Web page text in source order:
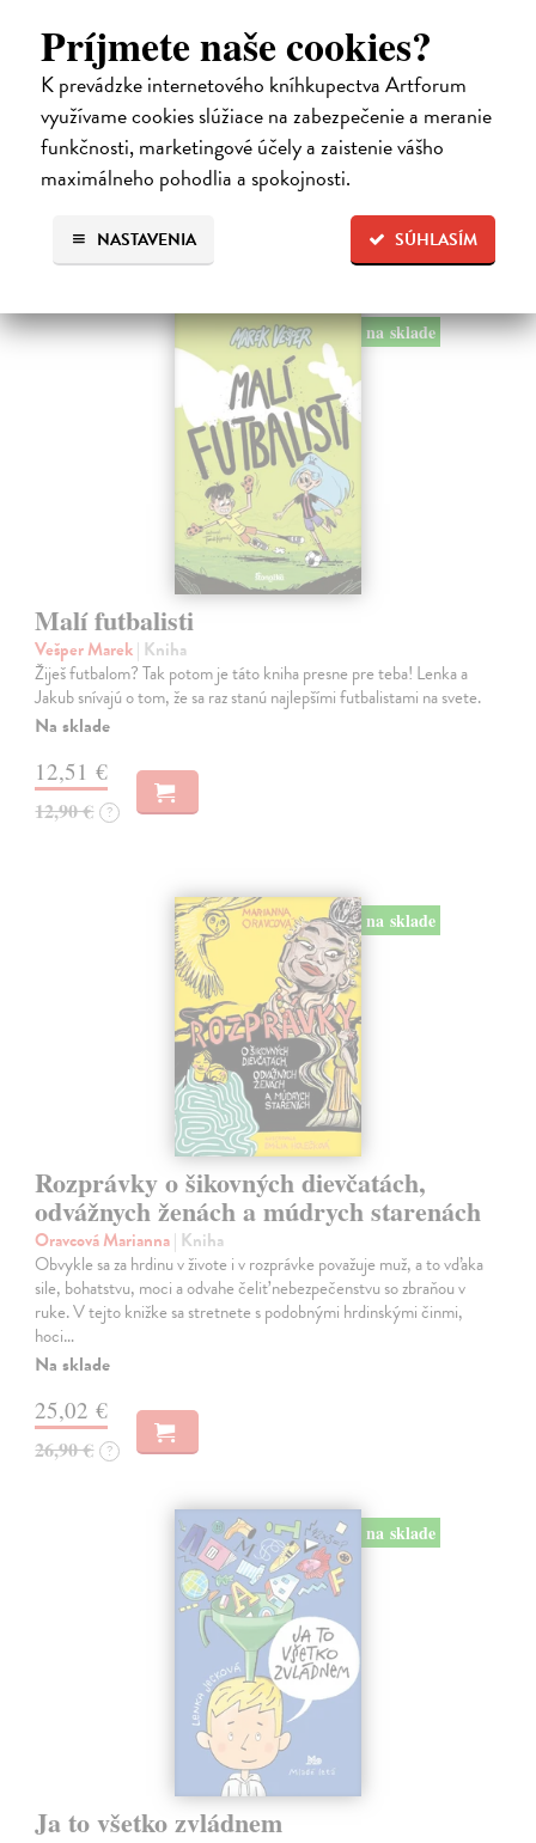
Príjmete naše cookies?
K prevádzke internetového kníhkupectva Artforum
využívame cookies slúžiace na zabezpečenie a meranie
funkčnosti, marketingové účely a zaistenie vášho
maximálneho pohodlia a spokojnosti.
SÚHLASÍM
NASTAVENIA
Ariol 4
Guibert Emmanuel| Kniha
PEŤULA je krásna a ako pekne vonia! Ariol sedí v triede rovno za ňou
a vo svojich myšlienkach ju zasýpa komplimentami. Dokonca si
predstavuje, ako jej hovorí, že ju miluje.
Na sklade
18,00 € ?
na sklade
Malí futbalisti
Vešper Marek| Kniha
Žiješ futbalom? Tak potom je táto kniha presne pre teba! Lenka a
Jakub snívajú o tom, že sa raz stanú najlepšími futbalistami na svete.
Na sklade
12,51 €
12,90 € ?
na sklade
Rozprávky o šikovných dievčatách,
odvážnych ženách a múdrych starenách
Oravcová Marianna| Kniha
Obvykle sa za hrdinu v živote i v rozprávke považuje muž, a to vďaka
sile, bohatstvu, moci a odvahe čeliť nebezpečenstvu so zbraňou v
ruke. V tejto knižke sa stretnete s podobnými hrdinskými činmi,
hoci…
Na sklade
25,02 €
26,90 € ?
na sklade
Ja to všetko zvládnem